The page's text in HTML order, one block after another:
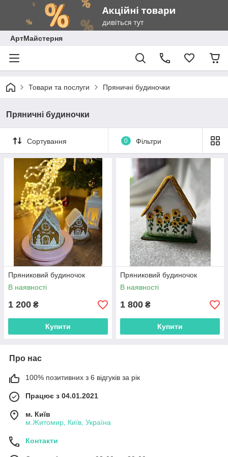
АртМайстерня
Товари та послуги Пряничні будиночки
Пряничні будиночки
Сортування 0 Фільтри
Пряниковий будиночок
В наявності
1 200 ₴
Купити
Пряниковий будиночок
В наявності
1 800 ₴
Купити
Про нас
100% позитивних з 6 відгуків за рік
Працює з 04.01.2021
м. Київ
м.Житомир, Київ, Україна
Контакти